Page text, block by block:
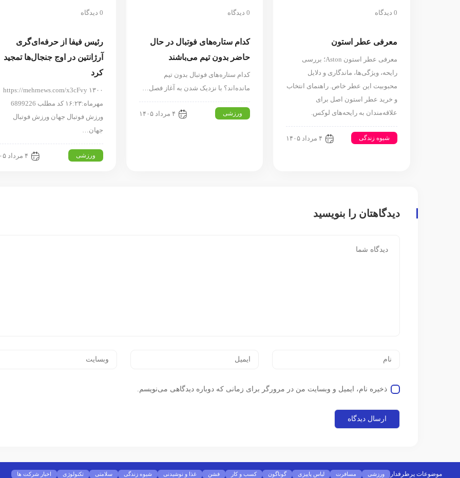
0 دیدگاه
معرفی عطر استون
معرفی عطر استون Aston؛ بررسی
رایحه، ویژگی‌ها، ماندگاری و دلایل
محبوبیت این عطر خاص. راهنمای انتخاب
و خرید عطر استون اصل برای
علاقه‌مندان به رایحه‌های لوکس.
شیوه زندگی ۴ مرداد ۱۴۰۵
0 دیدگاه
کدام ستاره‌های فوتبال در حال
حاضر بدون تیم می‌باشند
کدام ستاره‌های فوتبال بدون تیم
مانده‌اند؟ با نزدیک شدن به آغاز فصل…
ورزشی ۴ مرداد ۱۴۰۵
0 دیدگاه
رئیس فیفا از حرفه‌ای‌گری
آرژانتین در اوج جنجال‌ها تمجید
کرد
https://mehrnews.com/x3cFvy ۱۳۰۰
مهرماه:۱۶:۲۳ کد مطلب 6899226
ورزش فوتبال جهان ورزش فوتبال
جهان…
ورزشی ۴ مرداد ۱۴۰۵
دیدگاهتان را بنویسید
ذخیره نام، ایمیل و وبسایت من در مرورگر برای زمانی که دوباره دیدگاهی می‌نویسم.
موضوعات پرطرفدار ورزشی مسافرت لباس پاییزی گوناگون کسب و کار فشن غذا و نوشیدنی شیوه زندگی سلامتی تکنولوژی اخبار شرکت ها